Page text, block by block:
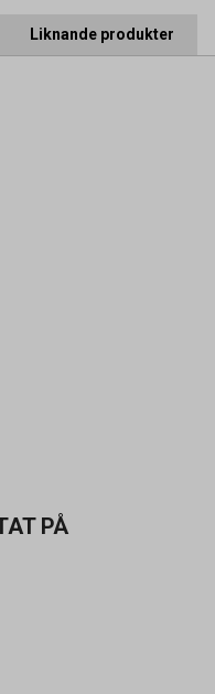
Liknande produkter
PÅ